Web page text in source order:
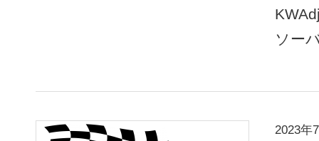
ソー
2023年